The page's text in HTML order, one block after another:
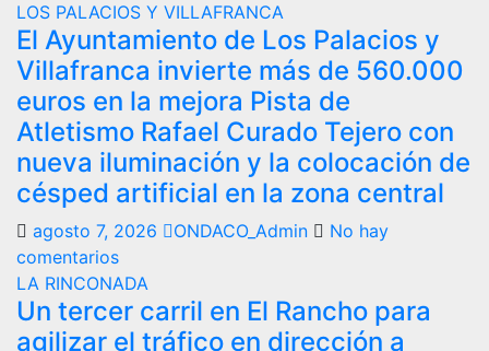
LOS PALACIOS Y VILLAFRANCA
El Ayuntamiento de Los Palacios y
Villafranca invierte más de 560.000
euros en la mejora Pista de
Atletismo Rafael Curado Tejero con
nueva iluminación y la colocación de
césped artificial en la zona central
agosto 7, 2026 ONDACO_Admin
No hay
comentarios
LA RINCONADA
Un tercer carril en El Rancho para
agilizar el tráfico en dirección a